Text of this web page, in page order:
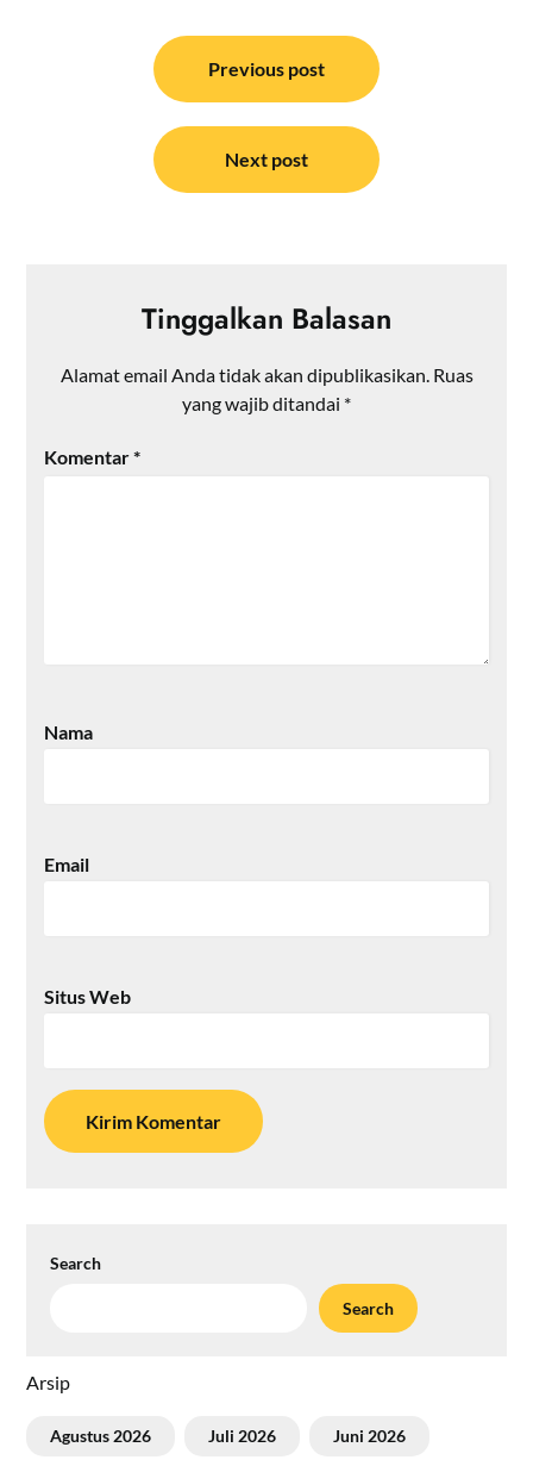
Previous post
Next post
Tinggalkan Balasan
Alamat email Anda tidak akan dipublikasikan. Ruas
yang wajib ditandai *
Komentar*
Nama
Email
Situs Web
Search
Search
Arsip
Agustus 2026 Juli 2026 Juni 2026